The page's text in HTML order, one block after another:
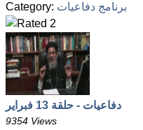
Category: برنامج دفاعيات
دفاعيات - حلقة 13 فبراير
9354 Views